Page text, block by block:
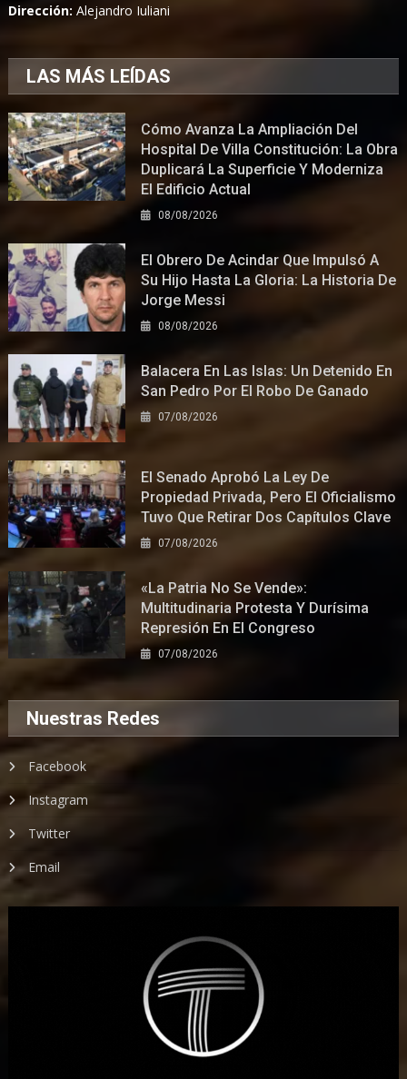
Dirección:Alejandro Iuliani
LAS MÁS LEÍDAS
Cómo Avanza La Ampliación Del
Hospital De Villa Constitución: La Obra
Duplicará La Superficie Y Moderniza
El Edificio Actual
08/08/2026
El Obrero De Acindar Que Impulsó A
Su Hijo Hasta La Gloria: La Historia De
Jorge Messi
08/08/2026
Balacera En Las Islas: Un Detenido En
San Pedro Por El Robo De Ganado
07/08/2026
El Senado Aprobó La Ley De
Propiedad Privada, Pero El Oficialismo
Tuvo Que Retirar Dos Capítulos Clave
07/08/2026
«La Patria No Se Vende»:
Multitudinaria Protesta Y Durísima
Represión En El Congreso
07/08/2026
Nuestras Redes
Facebook
Instagram
Twitter
Email